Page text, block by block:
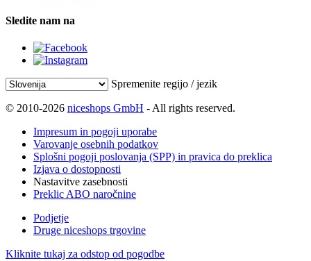
Sledite nam na
Spremenite regijo / jezik
© 2010-2026 niceshops GmbH - All rights reserved.
Impresum in pogoji uporabe
Varovanje osebnih podatkov
Splošni pogoji poslovanja (SPP) in pravica do preklica
Izjava o dostopnosti
Nastavitve zasebnosti
Preklic ABO naročnine
Podjetje
Druge niceshops trgovine
Kliknite tukaj za odstop od pogodbe